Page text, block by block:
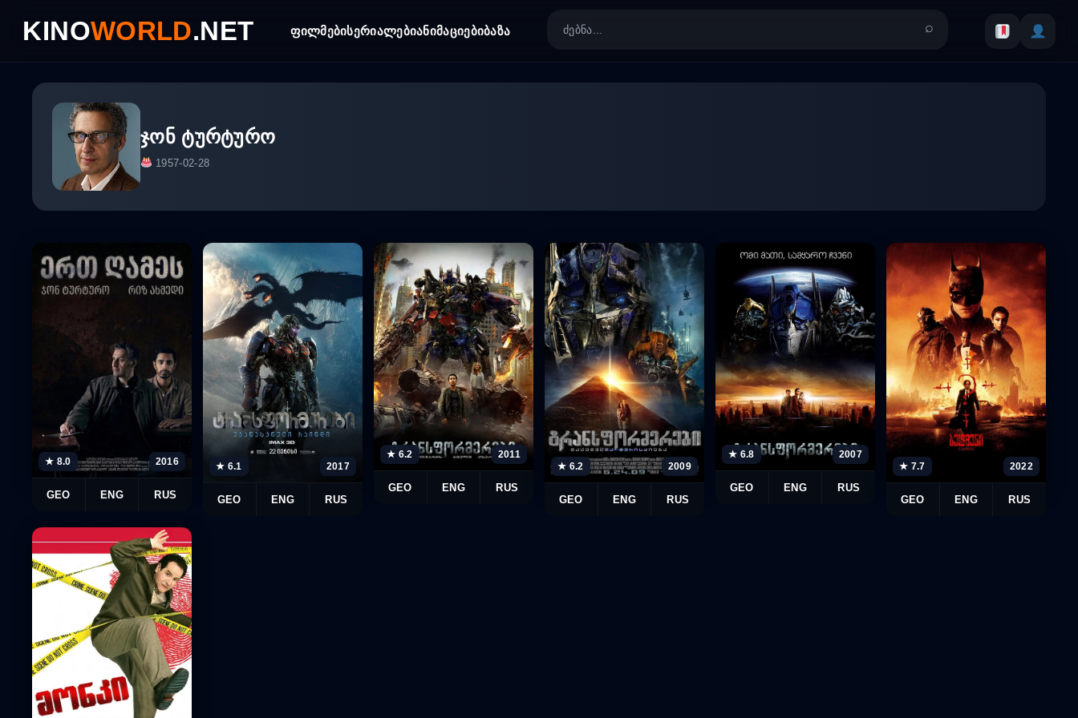
contentKINOWORLD.NET ფილმებისერიალებიანიმაციებიბაზა
ჯონ ტურტურო
1957-02-28
★ 8.0 2016
GEO ENG RUS
★ 6.1 2017
GEO ENG RUS
★ 6.2 2011
GEO ENG RUS
★ 6.2 2009
GEO ENG RUS
★ 6.8 2007
GEO ENG RUS
★ 7.7 2022
GEO ENG RUS